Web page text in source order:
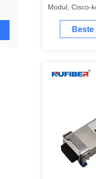
Modul, Cisco-
optischen